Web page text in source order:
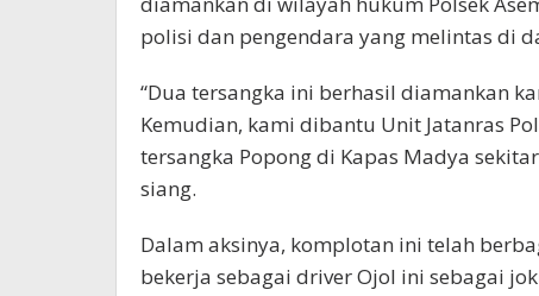
polisi dan pengendara yang melintas di
“Dua tersangka ini berhasil diamankan
Kemudian, kami dibantu Unit Jatanras
tersangka Popong di Kapas Madya
siang.
Dalam aksinya, komplotan ini telah
bekerja sebagai driver Ojol ini sebagai